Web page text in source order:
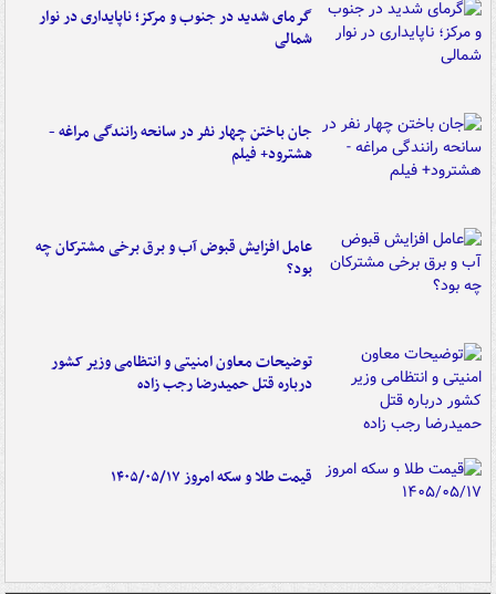
گرمای شدید در جنوب و مرکز؛ ناپایداری در نوار
شمالی
جان باختن چهار نفر در سانحه رانندگی مراغه -
هشترود+ فیلم
عامل افزایش قبوض آب و برق برخی مشترکان چه
بود؟
توضیحات معاون امنیتی و انتظامی وزیر کشور
درباره قتل حمیدرضا رجب زاده
قیمت طلا و سکه امروز ۱۴۰۵/۰۵/۱۷